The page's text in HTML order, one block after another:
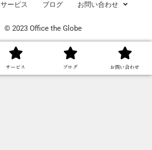
サービス ブログ お問い合わせ
©️ 2023 Office the Globe
サービス ブログ お問い合わせ